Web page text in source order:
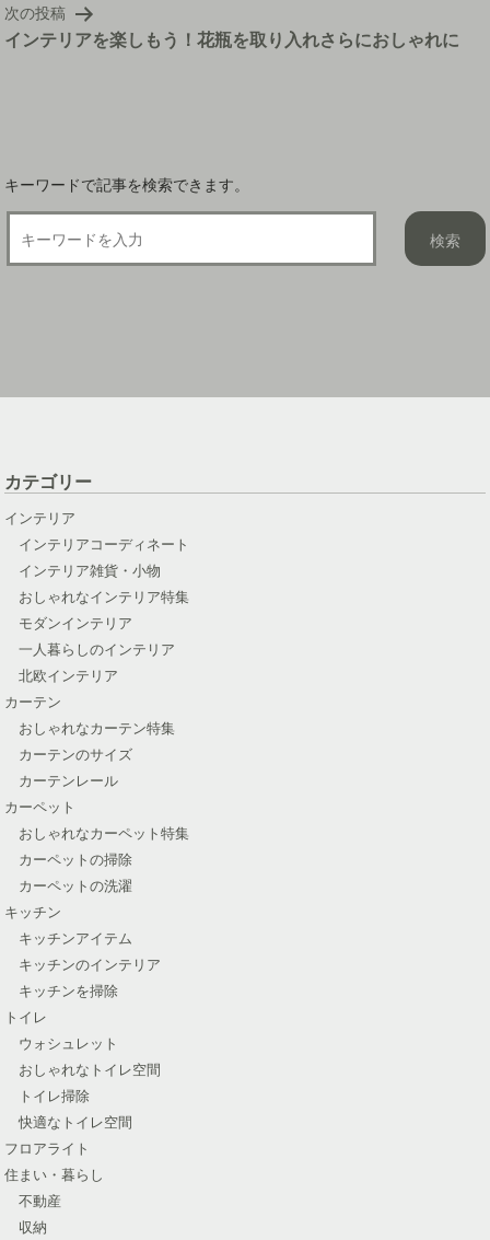
ー
シ
次の投稿
インテリアを楽しもう！花瓶を取り入れさらにおしゃれに
キーワードで記事を検索できます。
カテゴリー
インテリア
インテリアコーディネート
インテリア雑貨・小物
おしゃれなインテリア特集
モダンインテリア
一人暮らしのインテリア
北欧インテリア
カーテン
おしゃれなカーテン特集
カーテンのサイズ
カーテンレール
カーペット
おしゃれなカーペット特集
カーペットの掃除
カーペットの洗濯
キッチン
キッチンアイテム
キッチンのインテリア
キッチンを掃除
トイレ
ウォシュレット
おしゃれなトイレ空間
トイレ掃除
快適なトイレ空間
フロアライト
住まい・暮らし
不動産
収納